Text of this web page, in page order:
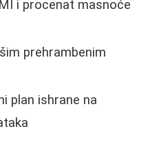
i procenat masnoće
prehrambenim
plan ishrane na